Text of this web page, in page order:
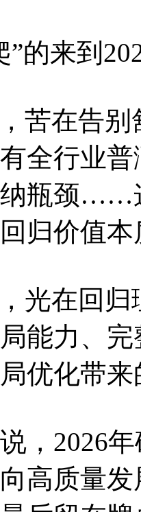
”的来到
苦在告
全行业
瓶颈……
归价值本
光在回
能力、
优化带
，2026
高质量